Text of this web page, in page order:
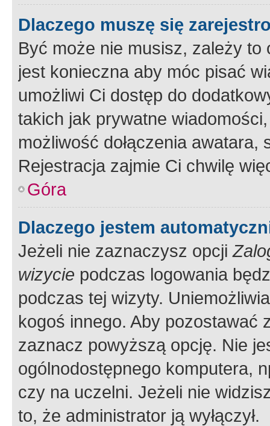
Dlaczego muszę się
Być może nie musisz, zależy
jest konieczna aby móc pisać
umożliwi Ci dostęp do
takich jak prywatne
możliwość dołączenia
Rejestracja zajmie Ci chwilę
Góra
Dlaczego jestem
Jeżeli nie zaznaczysz opcji
wizycie podczas logowania
podczas tej wizyty.
kogoś innego. Aby pozostawać
zaznacz powyższą opcję. Nie
ogólnodostępnego komputera,
czy na uczelni. Jeżeli nie
to, że administrator ją wyłączył.